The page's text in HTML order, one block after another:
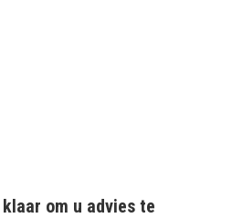
om u advies te